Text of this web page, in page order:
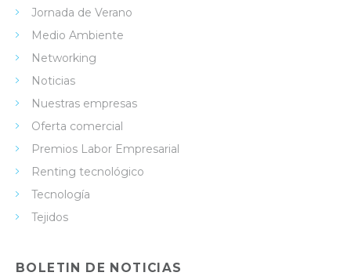
Jornada de Verano
Medio Ambiente
Networking
Noticias
Nuestras empresas
Oferta comercial
Premios Labor Empresarial
Renting tecnológico
Tecnología
Tejidos
BOLETIN DE NOTICIAS